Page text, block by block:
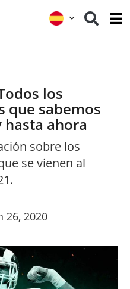
los
que sabemos
hasta ahora
sobre los
se vienen al
26, 2020